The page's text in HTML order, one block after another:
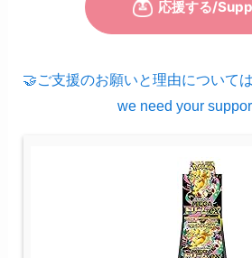
🤝ご支援のお願いと理由について
we need your